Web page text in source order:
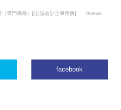
（専門職種）][公認会計士事務所] 0views
facebook